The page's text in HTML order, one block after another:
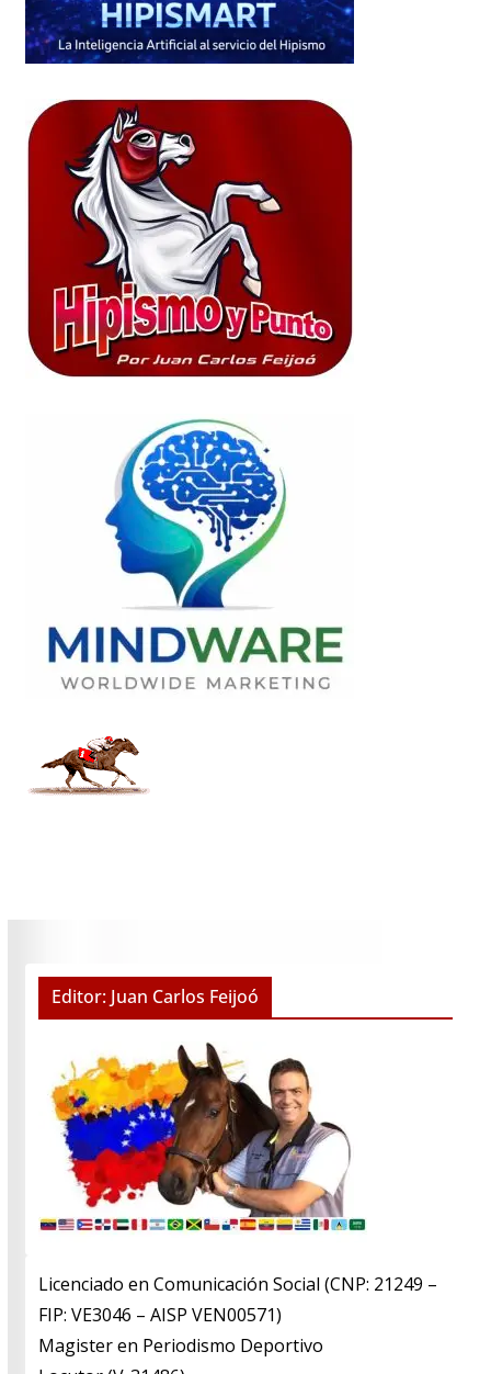
Editor: Juan Carlos Feijoó
Licenciado en Comunicación Social (CNP: 21249 –
FIP: VE3046 – AISP VEN00571)
​Magister en Periodismo Deportivo